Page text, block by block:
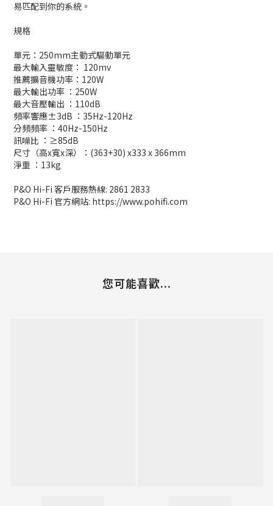
易匹配到你的系統。
規格
單元：250mm主動式驅動單元
最大輸入靈敏度： 120mv
推薦擴音機功率：120W
最大輸出功率 ：250W
最大音壓輸出 ：110dB
頻率響應±3dB ：35Hz-120Hz
分頻頻率 ：40Hz-150Hz
訊噪比 ：≥85dB
尺寸（高x寬x深）：(363+30) x333 x 366mm
淨重 ：13kg
P&O Hi-Fi 客戶服務熱線: 2861 2833
P&O Hi-Fi 官方網站: https://www.pohifi.com
您可能喜歡...